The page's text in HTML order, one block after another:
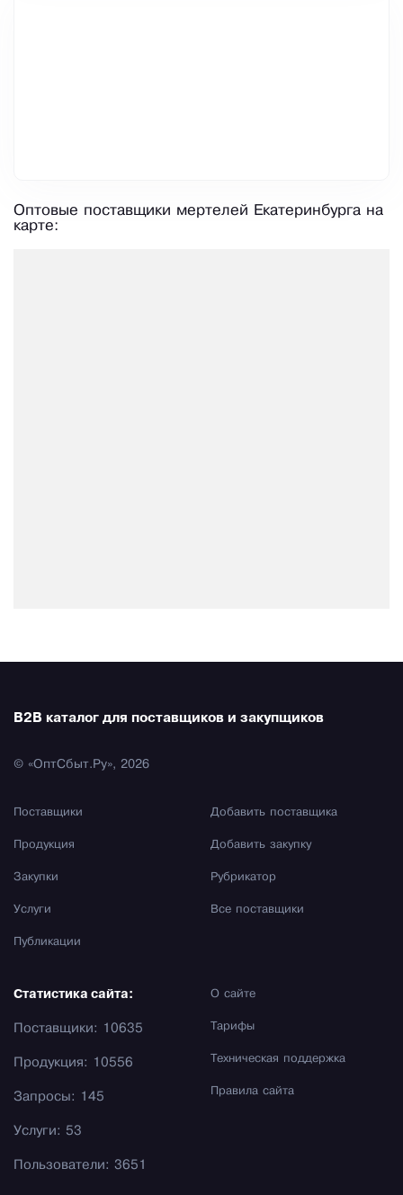
Оптовые поставщики мертелей Екатеринбурга на
карте:
B2B каталог для поставщиков и закупщиков
© «ОптСбыт.Ру», 2026
Поставщики
Продукция
Закупки
Услуги
Публикации
Добавить поставщика
Добавить закупку
Рубрикатор
Все поставщики
О сайте
Тарифы
Техническая поддержка
Правила сайта
Статистика сайта:
Поставщики: 10635
Продукция: 10556
Запросы: 145
Услуги: 53
Пользователи: 3651